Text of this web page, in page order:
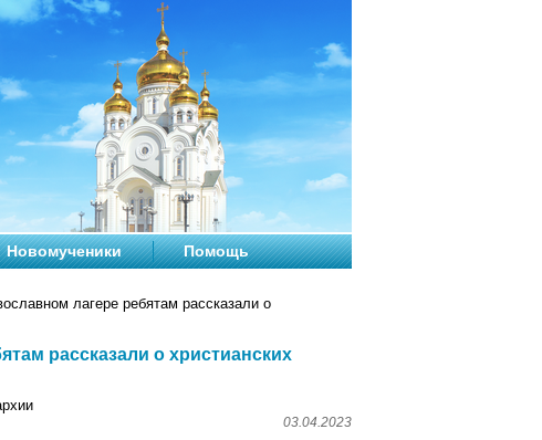
Новомученики Помощь
лагере ребятам рассказали о
рассказали о христианских
03.04.2023